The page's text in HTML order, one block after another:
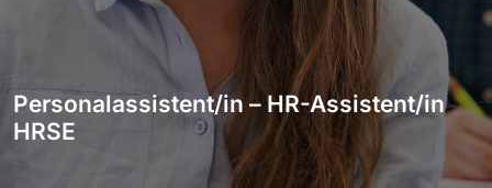
Personalassistent/in – HR-Assistent/in
HRSE